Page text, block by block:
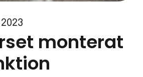
monterat